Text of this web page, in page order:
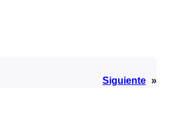
Siguiente »